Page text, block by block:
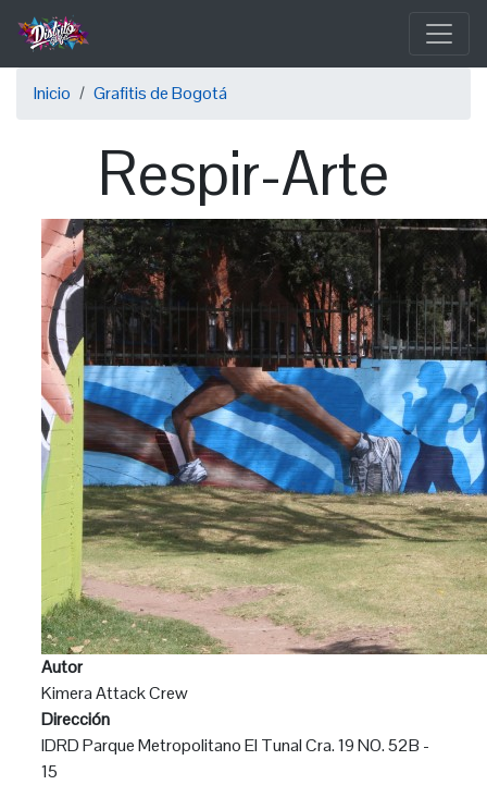
Pasar
contenido
principalSobrescribir
ayuda
navegación
Inicio Grafitis de Bogotá
Respir-Arte
Autor
Kimera Attack Crew
Dirección
IDRD Parque Metropolitano El Tunal Cra. 19 NO. 52B -
15